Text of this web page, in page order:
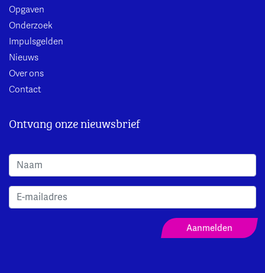
Opgaven
Onderzoek
Impulsgelden
Nieuws
Over ons
Contact
Ontvang onze nieuwsbrief
Aanmeldformulier Nieuwsbrief
Aanmelden